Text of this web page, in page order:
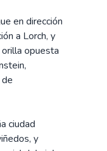
en dirección
a Lorch, y
opuesta
ciudad
y